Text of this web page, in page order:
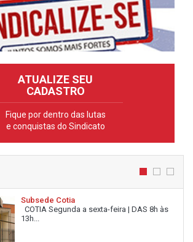
ATUALIZE SEU
CADASTRO
Fique por dentro das lutas
e conquistas do Sindicato
Subsede Cotia
COTIA Segunda a sexta-feira | DAS 8h às
13h...